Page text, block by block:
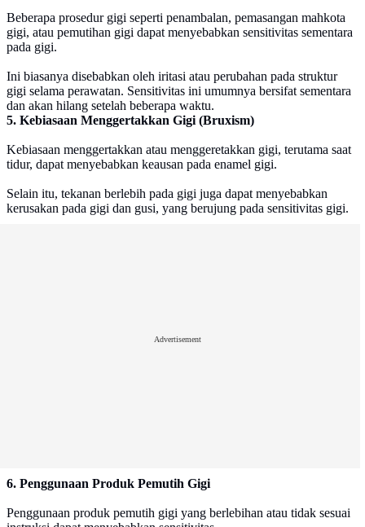
Beberapa prosedur gigi seperti penambalan, pemasangan mahkota
gigi, atau pemutihan gigi dapat menyebabkan sensitivitas sementara
pada gigi.
Ini biasanya disebabkan oleh iritasi atau perubahan pada struktur
gigi selama perawatan. Sensitivitas ini umumnya bersifat sementara
dan akan hilang setelah beberapa waktu​.
5. Kebiasaan Menggertakkan Gigi (Bruxism)
Kebiasaan menggertakkan atau menggeretakkan gigi, terutama saat
tidur, dapat menyebabkan keausan pada enamel gigi.
Selain itu, tekanan berlebih pada gigi juga dapat menyebabkan
kerusakan pada gigi dan gusi, yang berujung pada sensitivitas gigi​.
Advertisement
6. Penggunaan Produk Pemutih Gigi
Penggunaan produk pemutih gigi yang berlebihan atau tidak sesuai